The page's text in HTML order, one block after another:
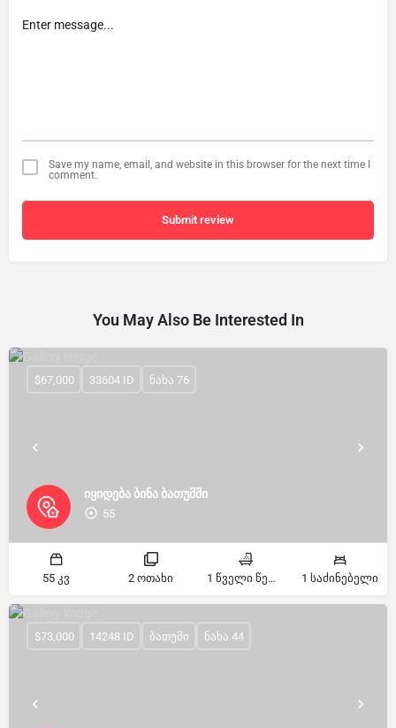
Save my name, email, and website in this browser for the next time I
comment.
Submit review
You May Also Be Interested In
იყიდება ბინა ბათუმში
55
$67,000 33604 ID ნახა 76
55 კვ 2 ოთახი 1 წველი წერტილი 1 საძინებელი
$73,000 14248 ID ბათუმი ნახა 44